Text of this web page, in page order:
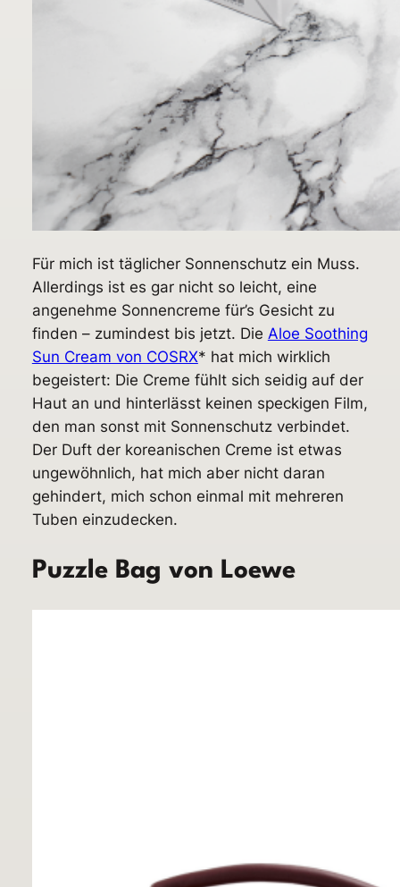
Für mich ist täglicher Sonnenschutz ein Muss.
Allerdings ist es gar nicht so leicht, eine
angenehme Sonnencreme für’s Gesicht zu
finden – zumindest bis jetzt. Die Aloe Soothing
Sun Cream von COSRX* hat mich wirklich
begeistert: Die Creme fühlt sich seidig auf der
Haut an und hinterlässt keinen speckigen Film,
den man sonst mit Sonnenschutz verbindet.
Der Duft der koreanischen Creme ist etwas
ungewöhnlich, hat mich aber nicht daran
gehindert, mich schon einmal mit mehreren
Tuben einzudecken.
Puzzle Bag von Loewe